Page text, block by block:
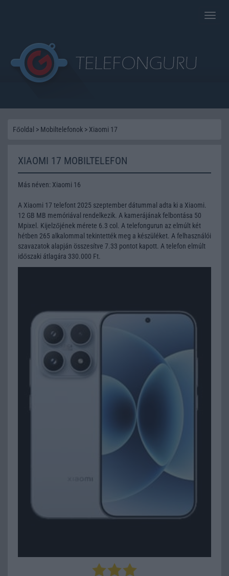
Toggle
Főoldal > Mobiltelefonok > Xiaomi 17
XIAOMI 17 MOBILTELEFON
Más néven: Xiaomi 16
A Xiaomi 17 telefont 2025 szeptember dátummal adta ki a Xiaomi.
12 GB MB memóriával rendelkezik. A kamerájának felbontása 50
Mpixel. Kijelzőjének mérete 6.3 col. A telefongurun az elmúlt két
hétben 265 alkalommal tekintették meg a készüléket. A felhasználói
szavazatok alapján összesítve 7.33 pontot kapott. A telefon elmúlt
időszaki átlagára 330.000 Ft.